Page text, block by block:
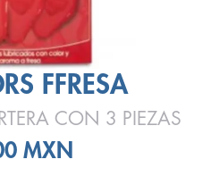
FFRESA
CON 3 PIEZAS
MXN